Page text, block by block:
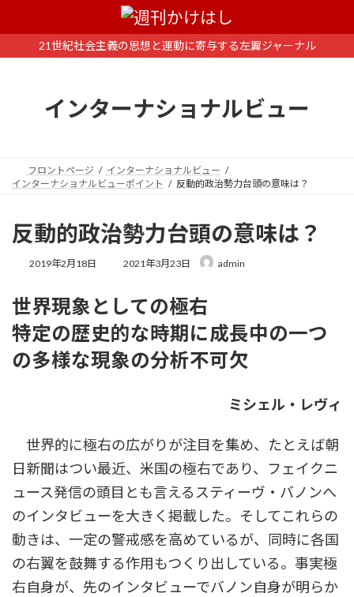
ン
ー
21世紀社会主義の思想と運動に寄与する左翼ジャーナル
インターナショナルビュー
フロントページ
インターナショナルビュー
インターナショナルビューポイント
反動的政治勢力台頭の意味は？
反動的政治勢力台頭の意味は？
2019年2月18日
最
新
日
時
:
2021年3月23日 admin
世界現象としての極右
特定の歴史的な時期に成長中の一つ
の多様な現象の分析不可欠
ミシェル・レヴィ
世界的に極右の広がりが注目を集め、たとえば朝
日新聞はつい最近、米国の極右であり、フェイクニ
ュース発信の頭目とも言えるスティーヴ・バノンへ
のインタビューを大きく掲載した。そしてこれらの
動きは、一定の警戒感を高めているが、同時に各国
の右翼を鼓舞する作用もつくり出している。事実極
右自身が、先のインタビューでバノン自身が明らか